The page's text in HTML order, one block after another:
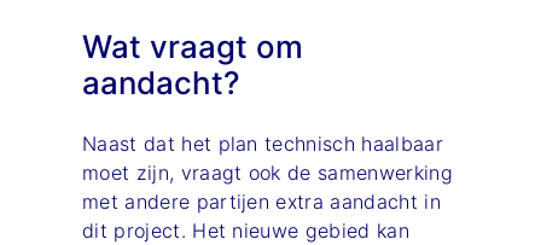
Wat vraagt om
aandacht?
Naast dat het plan technisch haalbaar
moet zijn, vraagt ook de samenwerking
met andere partijen extra aandacht in
dit project. Het nieuwe gebied kan